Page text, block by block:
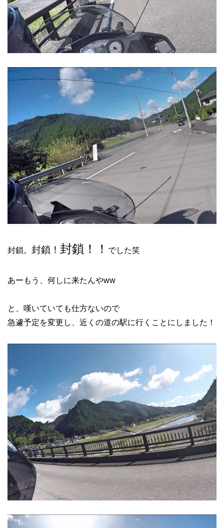
封鎖。 封鎖！ 封鎖！！ でした笑
あーもう、何しに来たんやww
と、嘆いていても仕方ないので
急遽予定を変更し、近くの道の駅に行くことにしました！